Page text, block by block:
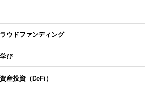
ウドファンディング
び
産投資（DeFi）